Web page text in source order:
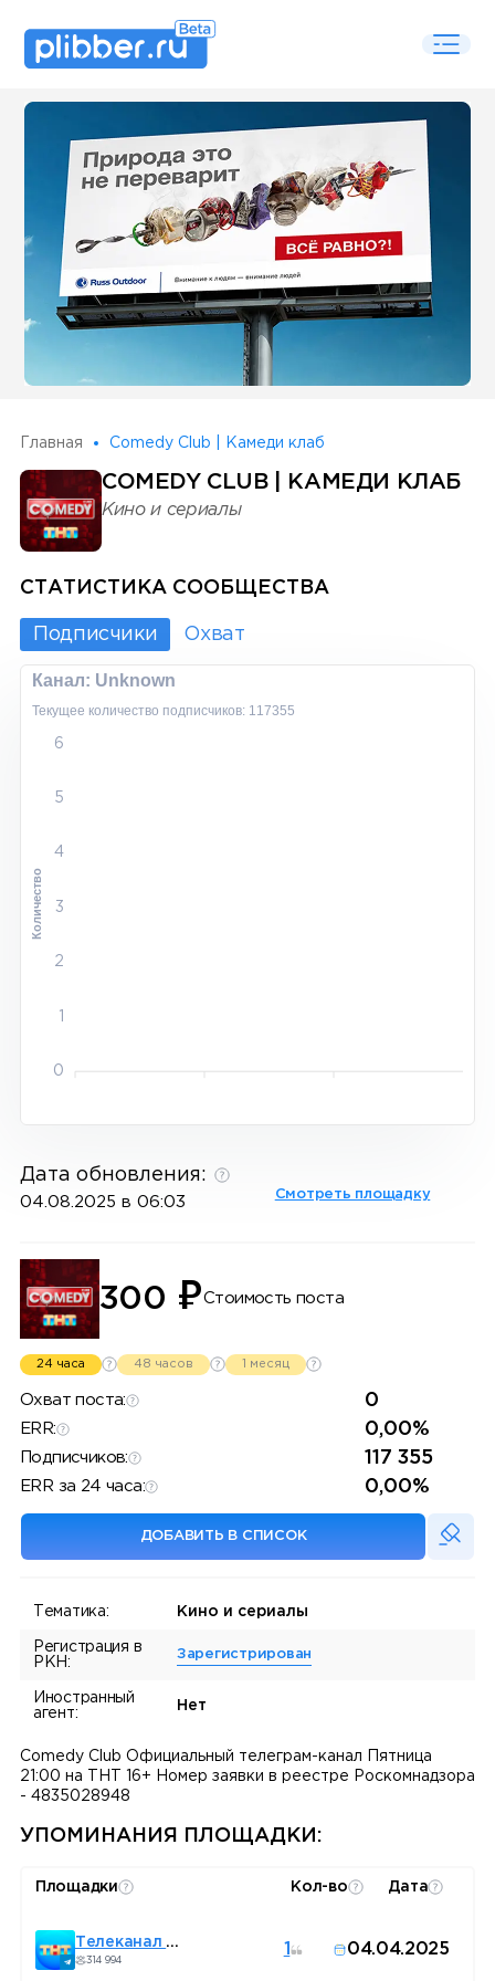
Some SEO Title
Главная Comedy Club | Камеди клаб
COMEDY CLUB | КАМЕДИ КЛАБ
Кино и сериалы
СТАТИСТИКА СООБЩЕСТВА
Подписчики Охват
Канал: Unknown
Текущее количество подписчиков: 117355
6
5
4
3
2
1
0
Количество
Дата обновления:
04.08.2025 в 06:03 Смотреть площадку
300 ₽Стоимость поста
24 часа 48 часов 1 месяц
Охват поста: 0
ERR: 0,00%
Подписчиков: 117 355
ERR за 24 часа: 0,00%
ДОБАВИТЬ В СПИСОК
Тематика: Кино и сериалы
Регистрация в
РКН:
Зарегистрирован
Иностранный
агент:
Нет
Comedy Club Официальный телеграм-канал Пятница
21:00 на ТНТ 16+ Номер заявки в реестре Роскомнадзора
- 4835028948
УПОМИНАНИЯ ПЛОЩАДКИ:
Площадки Кол-во Дата
Телеканал ТНТ
314 994
1 04.04.2025